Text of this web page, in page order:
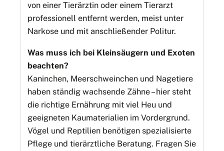
von einer Tierärztin oder einem Tierarzt
professionell entfernt werden, meist unter
Narkose und mit anschließender Politur.
Was muss ich bei Kleinsäugern und Exoten
beachten?
Kaninchen, Meerschweinchen und Nagetiere
haben ständig wachsende Zähne – hier steht
die richtige Ernährung mit viel Heu und
geeigneten Kaumaterialien im Vordergrund.
Vögel und Reptilien benötigen spezialisierte
Pflege und tierärztliche Beratung. Fragen Sie